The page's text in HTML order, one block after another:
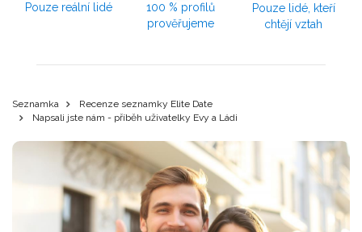
Pouze reální lidé
100 % profilů
prověřujeme
Pouze lidé, kteří
chtějí vztah
Seznamka
Recenze seznamky Elite Date
Napsali jste nám - příběh uživatelky Evy a Ládi